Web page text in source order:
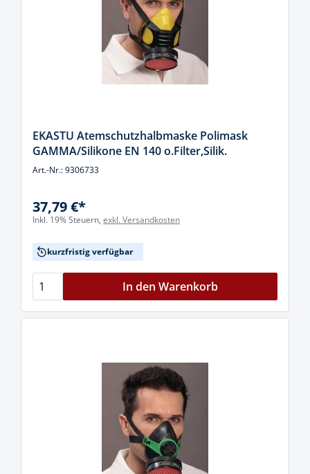
EKASTU Atemschutzhalbmaske Polimask
GAMMA/Silikone EN 140 o.Filter,Silik.
Art.-Nr.: 9306733
37,79 €*
Inkl. 19% Steuern, exkl. Versandkosten
kurzfristig verfügbar
In den Warenkorb